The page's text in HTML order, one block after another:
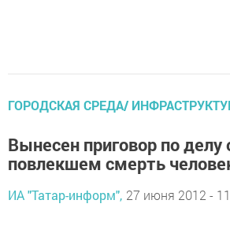
ГОРОДСКАЯ СРЕДА/
Вынесен приговор по
повлекшем смерть
ИА "Татар-информ", 27 июня 2012 -